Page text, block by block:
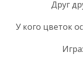
Друг
У кого цветок